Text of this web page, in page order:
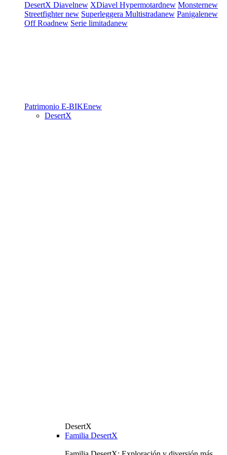
DesertX Diavelnew XDiavel Hypermotardnew Monsternew
Streetfighternew Superleggera Multistradanew Panigalenew
Off Roadnew Serie limitadanew
Patrimonio E-BIKEnew
DesertX
DesertX
Familia DesertX